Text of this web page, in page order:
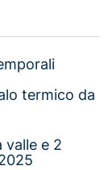
termico da
valle e 2